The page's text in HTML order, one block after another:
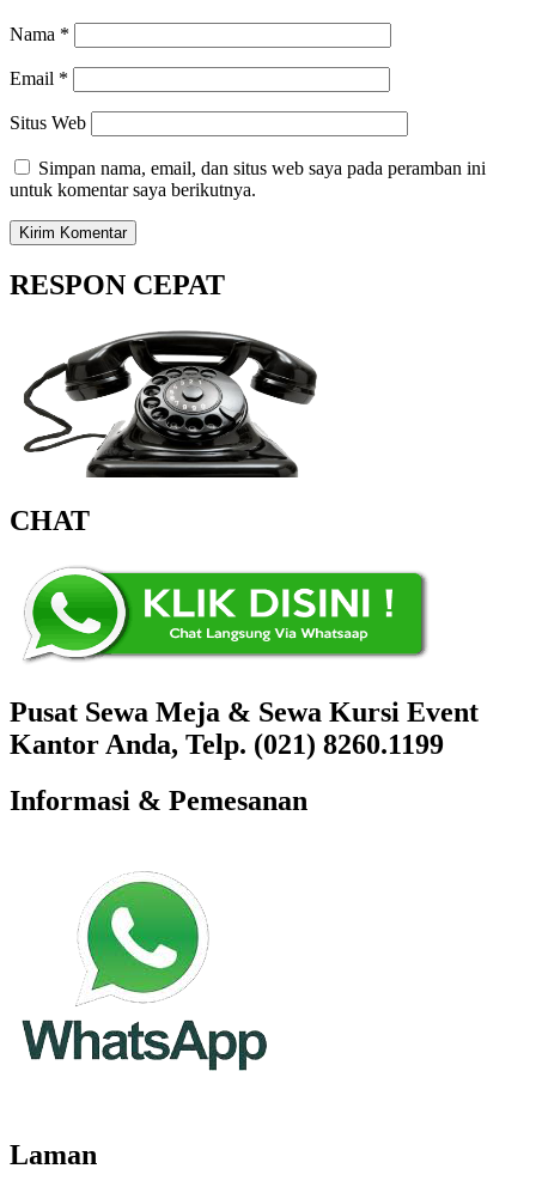
Nama *
Email *
Situs Web
Simpan nama, email, dan situs web saya pada peramban ini
untuk komentar saya berikutnya.
RESPON CEPAT
CHAT
Pusat Sewa Meja & Sewa Kursi Event
Kantor Anda, Telp. (021) 8260.1199
Informasi & Pemesanan
Laman